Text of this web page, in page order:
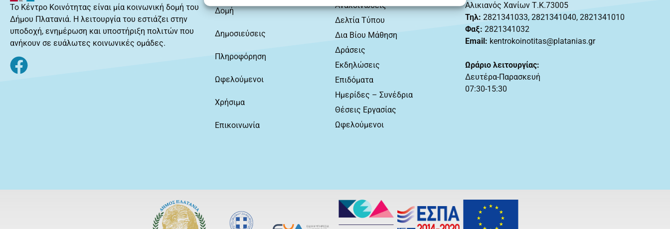
Το Κέντρο Κοινότητας είναι μία κοινωνική δομή του
Δήμου Πλατανιά. Η λειτουργία του εστιάζει στην
υποδοχή, ενημέρωση και υποστήριξη πολιτών που
ανήκουν σε ευάλωτες κοινωνικές ομάδες.
Δομή
Δημοσιεύσεις
Πληροφόρηση
Ωφελούμενοι
Χρήσιμα
Επικοινωνία
Ανακοινώσεις
Δελτία Τύπου
Δια Βίου Μάθηση
Δράσεις
Εκδηλώσεις
Επιδόματα
Ημερίδες – Συνέδρια
Θέσεις Εργασίας
Ωφελούμενοι
Αλικιανός Χανίων Τ.Κ.73005
Τηλ: 2821341033, 2821341040, 2821341010
Φαξ: 2821341032
Email: kentrokoinotitas@platanias.gr
Ωράριο λειτουργίας:
Δευτέρα-Παρασκευή
07:30-15:30